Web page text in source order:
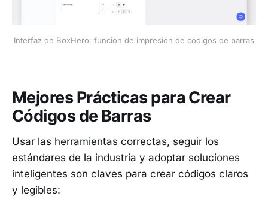
Interfaz de BoxHero: función de impresión de códigos de barras
Mejores Prácticas para Crear
Códigos de Barras
Usar las herramientas correctas, seguir los
estándares de la industria y adoptar soluciones
inteligentes son claves para crear códigos claros
y legibles: